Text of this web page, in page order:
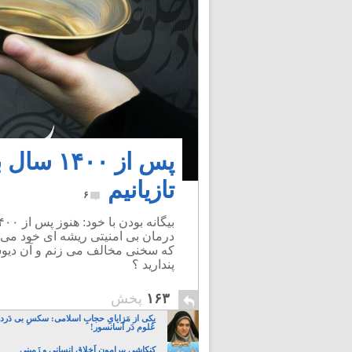
پس از
تازیانیم
۶
درمان بی امنیتی ریشه ای خود
که سخنی مخالف می زنم و آن
پندارید ؟
۱۶۳ پخش
یکی از مَزایایِ حجابِ اسلامی: سکسِ بی
عُلوم دَر آسانسور!
کنکاشی پیرامونِ اَخلاقِ انسانی و زَمینی